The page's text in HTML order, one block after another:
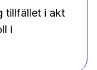
tillfället i akt
i